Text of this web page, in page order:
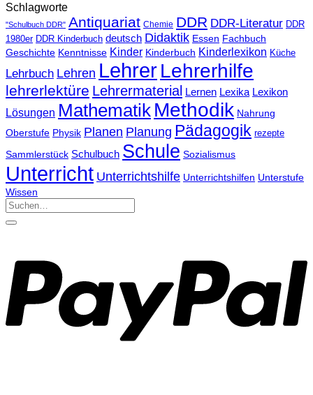
Schlagworte
"Schulbuch DDR" Antiquariat Chemie DDR DDR-Literatur DDR
1980er DDR Kinderbuch deutsch Didaktik Essen Fachbuch
Geschichte Kenntnisse Kinder Kinderbuch Kinderlexikon Küche
Lehrbuch Lehren LehrerLehrerhilfe
lehrerlektüre Lehrermaterial Lernen Lexika Lexikon
Lösungen Mathematik Methodik Nahrung
Oberstufe Physik Planen Planung Pädagogik rezepte
Sammlerstück Schulbuch Schule Sozialismus
Unterricht Unterrichtshilfe Unterrichtshilfen Unterstufe
Wissen
Suchen
nach: